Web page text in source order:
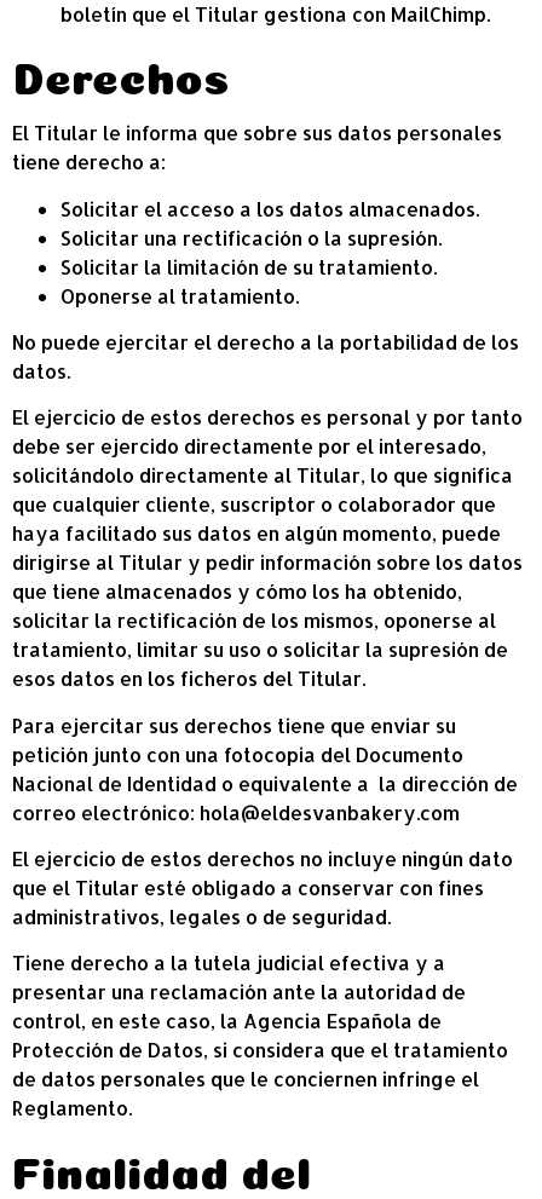
boletín que el Titular gestiona con MailChimp.
Derechos
El Titular le informa que sobre sus datos personales
tiene derecho a:
Solicitar el acceso a los datos almacenados.
Solicitar una rectificación o la supresión.
Solicitar la limitación de su tratamiento.
Oponerse al tratamiento.
No puede ejercitar el derecho a la portabilidad de los
datos.
El ejercicio de estos derechos es personal y por tanto
debe ser ejercido directamente por el interesado,
solicitándolo directamente al Titular, lo que significa
que cualquier cliente, suscriptor o colaborador que
haya facilitado sus datos en algún momento, puede
dirigirse al Titular y pedir información sobre los datos
que tiene almacenados y cómo los ha obtenido,
solicitar la rectificación de los mismos, oponerse al
tratamiento, limitar su uso o solicitar la supresión de
esos datos en los ficheros del Titular.
Para ejercitar sus derechos tiene que enviar su
petición junto con una fotocopia del Documento
Nacional de Identidad o equivalente a la dirección de
correo electrónico: hola@eldesvanbakery.com
El ejercicio de estos derechos no incluye ningún dato
que el Titular esté obligado a conservar con fines
administrativos, legales o de seguridad.
Tiene derecho a la tutela judicial efectiva y a
presentar una reclamación ante la autoridad de
control, en este caso, la Agencia Española de
Protección de Datos, si considera que el tratamiento
de datos personales que le conciernen infringe el
Reglamento.
Finalidad del